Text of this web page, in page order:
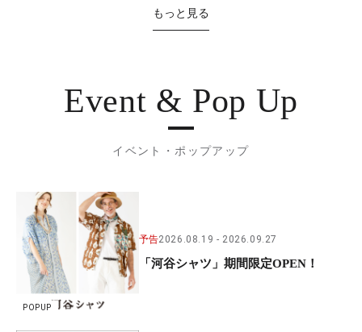
もっと見る
Event & Pop Up
イベント・ポップアップ
POPUP
予告2026.08.19 2026.09.27
「河谷シャツ」期間限定OPEN！